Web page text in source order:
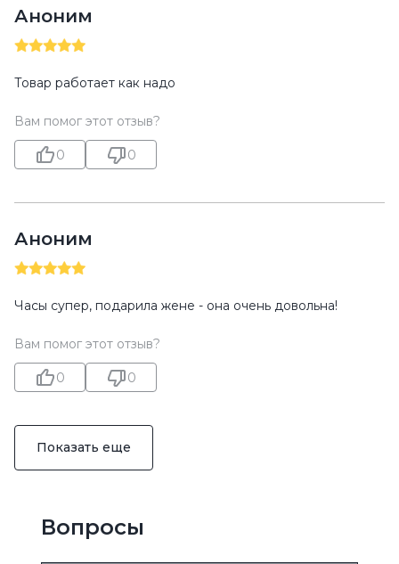
Аноним
Товар работает как надо
Вам помог этот отзыв?
0 0
Аноним
Часы супер, подарила жене - она очень довольна!
Вам помог этот отзыв?
0 0
Показать еще
Вопросы